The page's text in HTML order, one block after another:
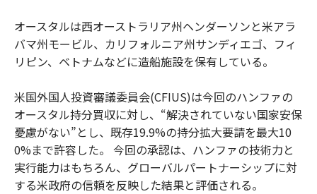
オースタルは西オーストラリア州ヘンダーソンと米アラ
バマ州モービル、カリフォルニア州サンディエゴ、フィ
リピン、ベトナムなどに造船施設を保有している。
米国外国人投資審議委員会(CFIUS)は今回のハンファの
オースタル持分買収に対し、“解決されていない国家安保
憂慮がない”とし、既存19.9%の持分拡大要請を最大10
0%まで許容した。 今回の承認は、ハンファの技術力と
実行能力はもちろん、グローバルパートナーシップに対
する米政府の信頼を反映した結果と評価される。